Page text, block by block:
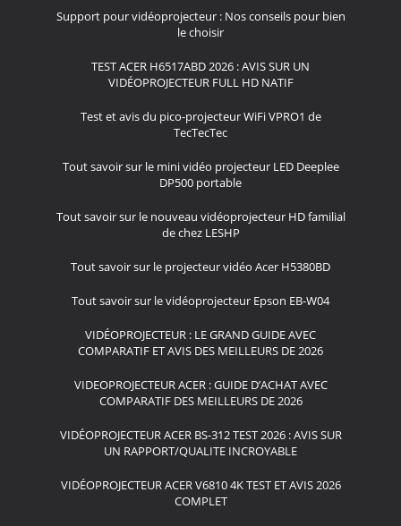
Support pour vidéoprojecteur : Nos conseils pour bien
le choisir
TEST ACER H6517ABD 2026 : AVIS SUR UN
VIDÉOPROJECTEUR FULL HD NATIF
Test et avis du pico-projecteur WiFi VPRO1 de
TecTecTec
Tout savoir sur le mini vidéo projecteur LED Deeplee
DP500 portable
Tout savoir sur le nouveau vidéoprojecteur HD familial
de chez LESHP
Tout savoir sur le projecteur vidéo Acer H5380BD
Tout savoir sur le vidéoprojecteur Epson EB-W04
VIDÉOPROJECTEUR : LE GRAND GUIDE AVEC
COMPARATIF ET AVIS DES MEILLEURS DE 2026
VIDEOPROJECTEUR ACER : GUIDE D’ACHAT AVEC
COMPARATIF DES MEILLEURS DE 2026
VIDÉOPROJECTEUR ACER BS-312 TEST 2026 : AVIS SUR
UN RAPPORT/QUALITE INCROYABLE
VIDÉOPROJECTEUR ACER V6810 4K TEST ET AVIS 2026
COMPLET